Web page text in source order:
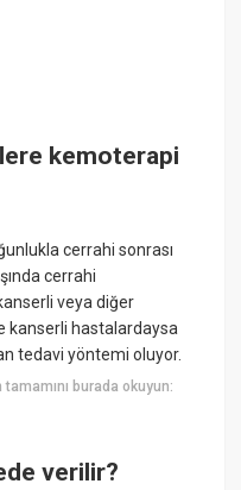
kemoterapi
cerrahi sonrası
cerrahi
veya diğer
kanserli hastalardaysa
tedavi yöntemi oluyor.
tamamını burada okuyun:
verilir?